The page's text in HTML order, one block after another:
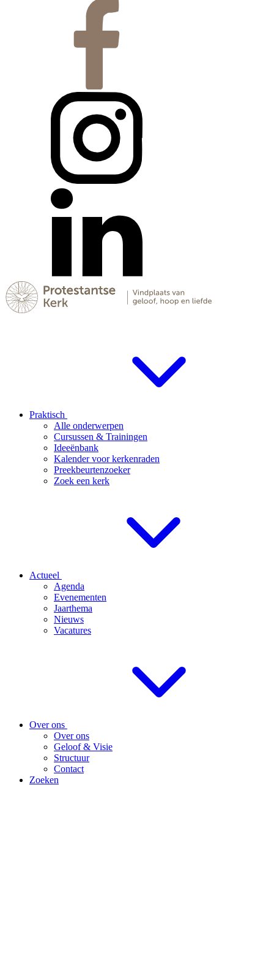
Praktisch
Alle onderwerpen
Cursussen & Trainingen
Ideeënbank
Kalender voor kerkenraden
Preekbeurtenzoeker
Zoek een kerk
Actueel
Agenda
Evenementen
Jaarthema
Nieuws
Vacatures
Over ons
Over ons
Geloof & Visie
Structuur
Contact
Zoeken